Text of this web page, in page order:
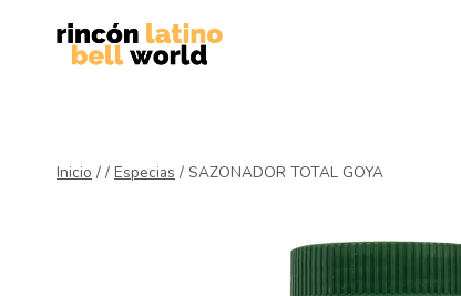
contenido
Inicio / / Especias / SAZONADOR TOTAL GOYA